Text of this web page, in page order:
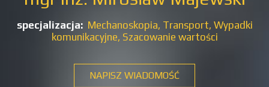
specjalizacja: Mechanoskopia, Transport, Wypadki
komunikacyjne, Szacowanie wartości
NAPISZ WIADOMOŚĆ